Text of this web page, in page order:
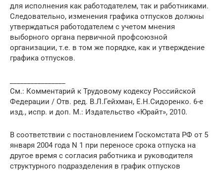
для исполнения как работодателем, так и работниками.
Следовательно, изменения графика отпусков должны
утверждаться работодателем с учетом мнения
выборного органа первичной профсоюзной
организации, т.е. в том же порядке, как и утверждение
графика отпусков.
См.: Комментарий к Трудовому кодексу Российской
Федерации / Отв. ред. В.Л.Гейхман, Е.Н.Сидоренко. 6-е
изд., испр. и доп. М.: Издательство «Юрайт», 2010.
В соответствии с постановлением Госкомстата РФ от 5
января 2004 года N 1 при переносе срока отпуска на
другое время с согласия работника и руководителя
структурного подразделения в график отпусков